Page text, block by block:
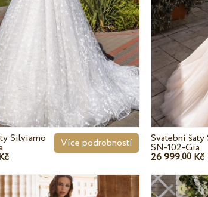
Silviamo Více podrobností Svatební šaty
SN-102-Gia
26 999.00Kč